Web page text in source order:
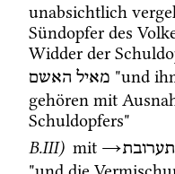
unabsichtlich
Sündopfer des
Widder der
מאיל האשם
"und
gehören mit
Schuldopfers"
B.III) mit →תערובת